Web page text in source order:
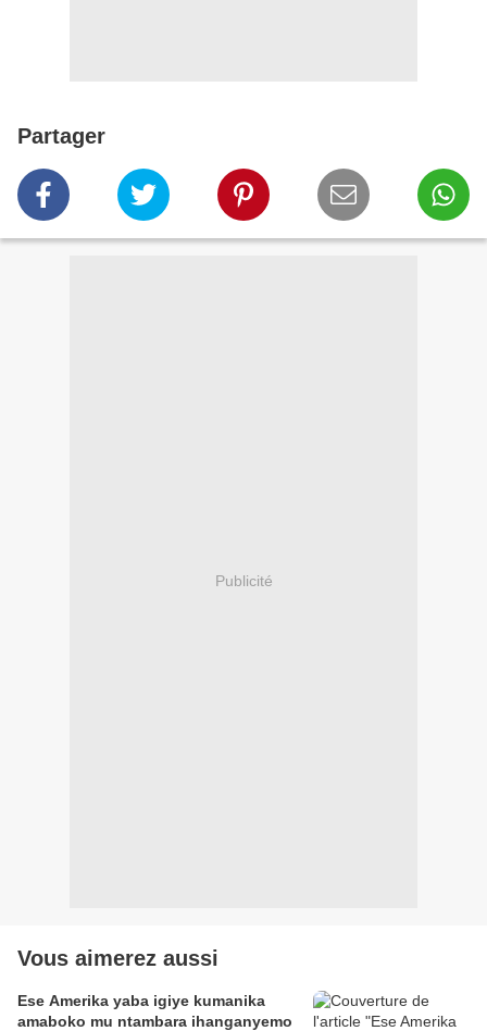
Partager
Publicité
Vous aimerez aussi
Ese Amerika yaba igiye kumanika
amaboko mu ntambara ihanganyemo